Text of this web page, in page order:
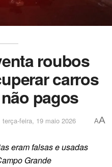
roubos
carros
pagos
terça-feira, 19 maio 2026 AA
eram falsas e usadas
Grande